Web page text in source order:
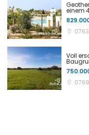
einem
Voll